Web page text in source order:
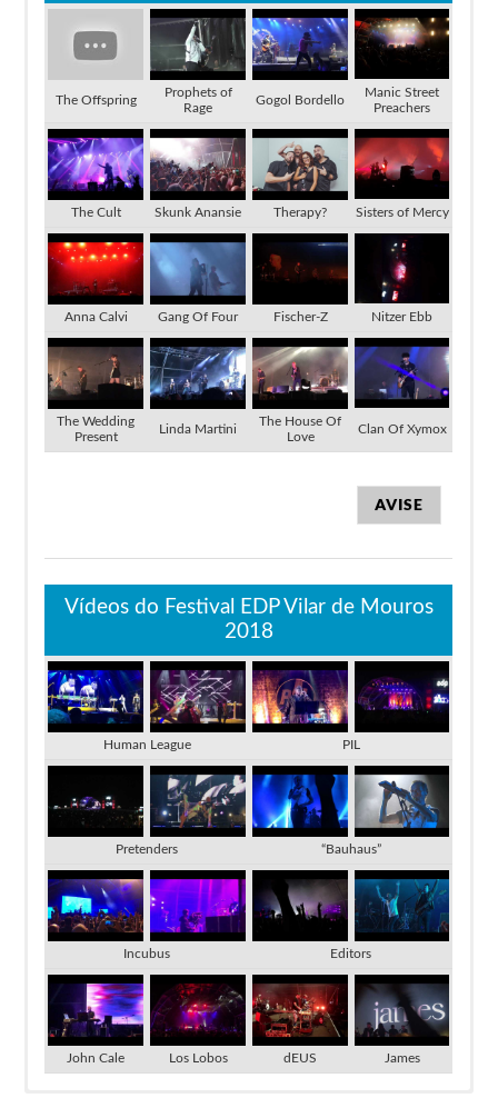
The Offspring
Prophets of
Rage
Gogol Bordello
Manic Street
Preachers
The Cult Skunk Anansie Therapy? Sisters of Mercy
Anna Calvi Gang Of Four Fischer-Z Nitzer Ebb
The Wedding
Present
Linda Martini
The House Of
Love
Clan Of Xymox
AVISE
Vídeos do Festival EDP Vilar de Mouros
2018
Human League PIL
Pretenders “Bauhaus”
Incubus Editors
John Cale Los Lobos dEUS James